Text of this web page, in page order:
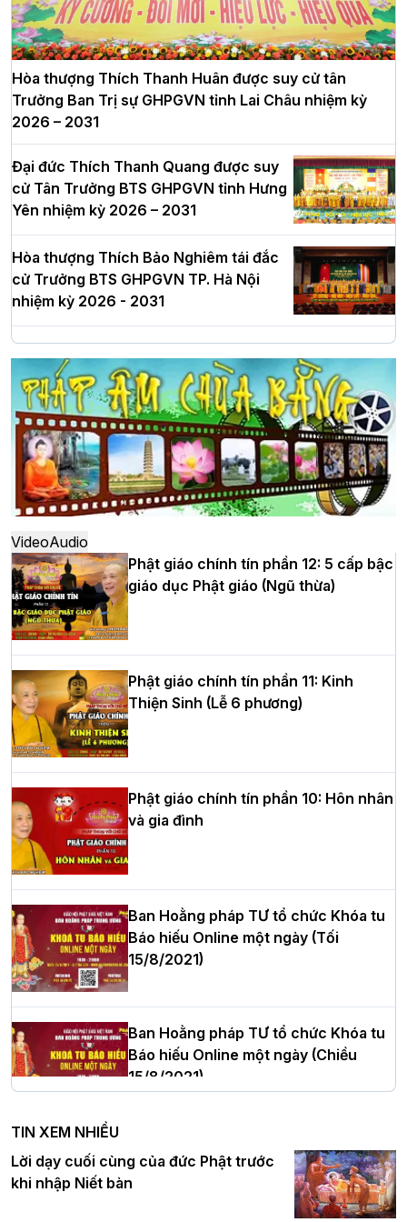
Hòa thượng Thích Thanh Huân được suy cử tân
Trưởng Ban Trị sự GHPGVN tỉnh Lai Châu nhiệm kỳ
2026 – 2031
Đại đức Thích Thanh Quang được suy
cử Tân Trưởng BTS GHPGVN tỉnh Hưng
Yên nhiệm kỳ 2026 – 2031
Hòa thượng Thích Bảo Nghiêm tái đắc
cử Trưởng BTS GHPGVN TP. Hà Nội
nhiệm kỳ 2026 - 2031
Hà Nội: Long trọng lễ khởi công xây
dựng Trung tâm văn hóa Phật giáo Thủ
đô
Hà Nội: Ngày tu học cuối cùng khép lại
khóa sinh hoạt Phật pháp mùa hè lần
thứ XIV tại chùa Bằng
Học yêu thương trong ngày tu tập thứ
tư của Khóa sinh hoạt Phật pháp mùa
hè tại chùa Bằng
HT.Thích Thọ Lạc được suy cử làm tân
Trưởng BTS GHPGVN tỉnh Nghệ An
Hòa thượng Thích Quảng Tùng tái đắc
cử Trưởng BTS GHPGVN thành phố Hải
Phòng nhiệm kỳ 2026 – 2031
Thượng tọa Thích Tâm Chính được suy
cử tân Trưởng ban Trị sự GHPGVN tỉnh
Hà Nội: Tăng Ni Trường hạ Bồ Đề trang
nghiêm tác pháp Tiền an cư PL.2570 –
DL.2026
VideoAudio
Phật giáo chính tín phần 12: 5 cấp bậc
giáo dục Phật giáo (Ngũ thừa)
Phật giáo chính tín phần 11: Kinh
Thiện Sinh (Lễ 6 phương)
Phật giáo chính tín phần 10: Hôn nhân
và gia đình
Ban Hoằng pháp TƯ tổ chức Khóa tu
Báo hiếu Online một ngày (Tối
15/8/2021)
Ban Hoằng pháp TƯ tổ chức Khóa tu
Báo hiếu Online một ngày (Chiều
15/8/2021)
Ban Hoằng pháp TƯ tổ chức Khóa tu
Báo hiếu Online một ngày (Sáng
15/8/2021)
TIN XEM NHIỀU
Lời dạy cuối cùng của đức Phật trước
khi nhập Niết bàn